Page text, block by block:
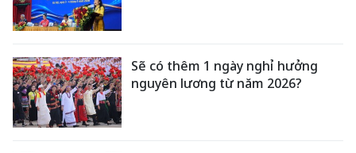
Sẽ có thêm 1 ngày nghỉ hưởng
nguyên lương từ năm 2026?